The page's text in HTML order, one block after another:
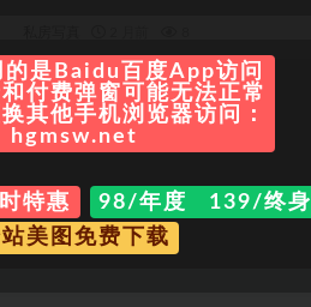
的是Baidu百度App访问
付费弹窗可能无法正常
其他手机浏览器访问：
hgmsw.net
特惠
98/年度 139/终身
美图免费下载